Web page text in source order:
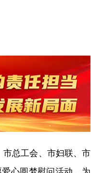
市总工会、市妇联、市